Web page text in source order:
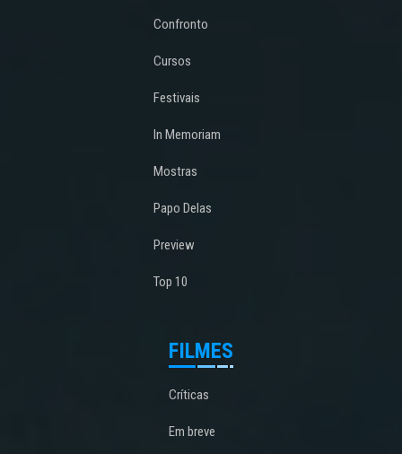
Confronto
Cursos
Festivais
In Memoriam
Mostras
Papo Delas
Preview
Top 10
FILMES
Críticas
Em breve